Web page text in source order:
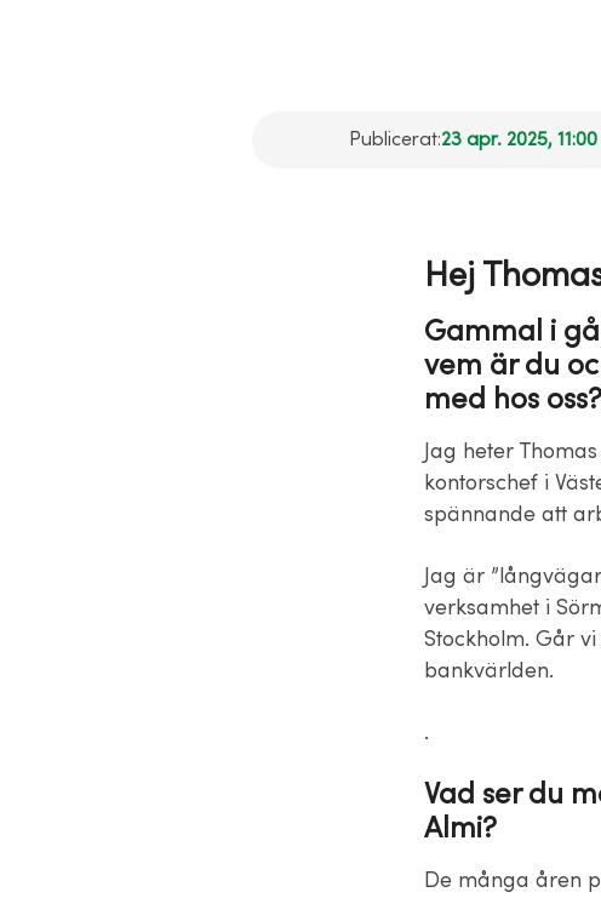
Publicerat:23 apr. 2025, 11:00
Hej
Gammal i
vem är du
med hos oss?
Jag heter
kontorschef i
spännande att
Jag är
verksamhet i
Stockholm. Går
bankvärlden.
.
Vad ser du
Almi?
De många åren